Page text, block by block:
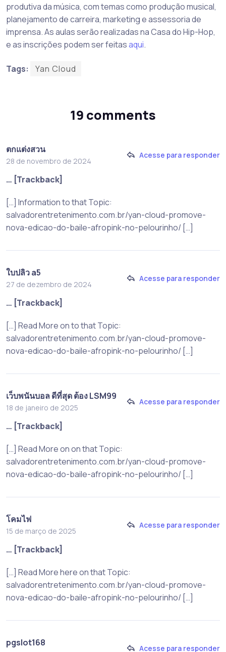
produtiva da música, com temas como produção musical,
planejamento de carreira, marketing e assessoria de
imprensa. As aulas serão realizadas na Casa do Hip-Hop,
e as inscrições podem ser feitasaqui.
Tags: Yan Cloud
19 comments
ตกแต่งสวน
28 de novembro de 2024
Acesse para responder
… [Trackback]
[…] Information to that Topic:
salvadorentretenimento.com.br/yan-cloud-promove-
nova-edicao-do-baile-afropink-no-pelourinho/ […]
ใบปลิว a5
27 de dezembro de 2024
Acesse para responder
… [Trackback]
[…] Read More on to that Topic:
salvadorentretenimento.com.br/yan-cloud-promove-
nova-edicao-do-baile-afropink-no-pelourinho/ […]
เว็บพนันบอล ดีที่สุด ต้อง LSM99
18 de janeiro de 2025
Acesse para responder
… [Trackback]
[…] Read More on on that Topic:
salvadorentretenimento.com.br/yan-cloud-promove-
nova-edicao-do-baile-afropink-no-pelourinho/ […]
โคมไฟ
15 de março de 2025
Acesse para responder
… [Trackback]
[…] Read More here on that Topic:
salvadorentretenimento.com.br/yan-cloud-promove-
nova-edicao-do-baile-afropink-no-pelourinho/ […]
pgslot168
Acesse para responder